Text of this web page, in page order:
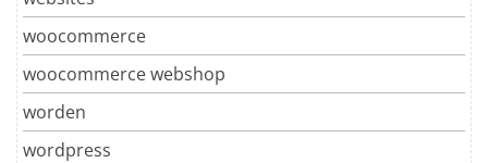
woocommerce
woocommerce webshop
worden
wordpress